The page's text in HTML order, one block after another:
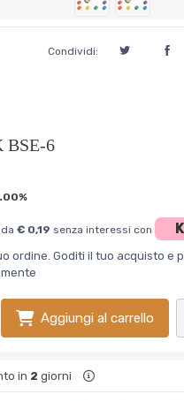
Condividi:
BSE-6
€ 0,19 senza interessi con
ordine. Goditi il tuo acquisto e
Aggiungi al carrello
in 2 giorni